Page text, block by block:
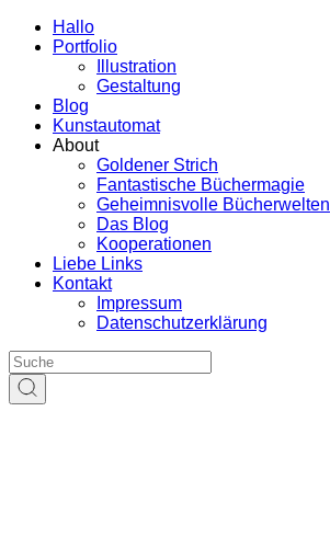
Hallo
Portfolio
Illustration
Gestaltung
Blog
Kunstautomat
About
Goldener Strich
Fantastische Büchermagie
Geheimnisvolle Bücherwelten
Das Blog
Kooperationen
Liebe Links
Kontakt
Impressum
Datenschutzerklärung